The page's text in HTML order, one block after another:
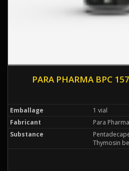
PARA PHARMA BPC
Emballage
1 vial
Fabricant
Para Pharma
Substance
Thymosin